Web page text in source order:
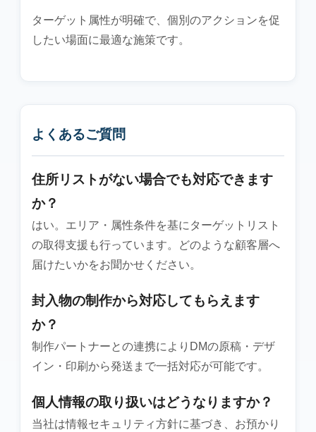
ターゲット属性が明確で、個別のアクションを促
したい場面に最適な施策です。
よくあるご質問
住所リストがない場合でも対応できます
か？
はい。エリア・属性条件を基にターゲットリスト
の取得支援も行っています。どのような顧客層へ
届けたいかをお聞かせください。
封入物の制作から対応してもらえます
か？
制作パートナーとの連携によりDMの原稿・デザ
イン・印刷から発送まで一括対応が可能です。
個人情報の取り扱いはどうなりますか？
当社は情報セキュリティ方針に基づき、お預かり